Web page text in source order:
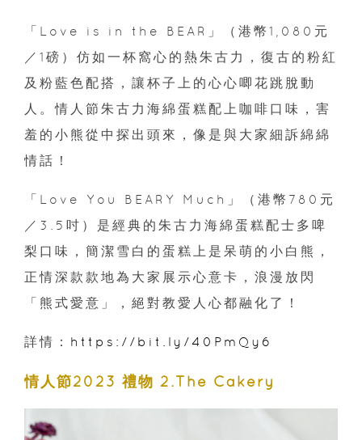
「Love is in the BEAR」（港幣1,080元
／1磅）仿如一杯窩心的熱朱古力，復古的粉紅
及粉藍色配搭，讓杯子上的心心唧花跳脫動
人。情人節朱古力海綿蛋糕配上咖啡口味，害
羞的小熊從中探出頭來，像是與大家細訴綿綿
情話！
「Love You BEARY Much」（港幣780元
／3.5吋）是經典的朱古力海綿蛋糕配士多啤
梨口味，簡潔雪白的蛋糕上是呆萌的小白熊，
正情深款款地為大家展示心意卡，浪漫放閃
「熊式愛意」，絕對教愛人心都融化了！
詳情： https://bit.ly/40PmQy6
情人節2023 禮物 2.The Cakery